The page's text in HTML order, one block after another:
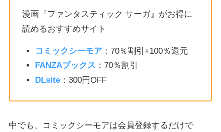
漫画『ファンタスティック サーガ』がお得に
読めるおすすめサイト
コミックシーモア：70％割引+100％還元
FANZAブックス ：70％割引
DLsite：300円OFF
中でも、コミックシーモアは会員登録するだけで